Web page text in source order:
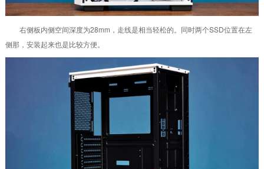
右侧板内侧空间深度为28mm，走线是相当轻松的。同时两个SSD位置在左
侧那，安装起来也是比较方便。